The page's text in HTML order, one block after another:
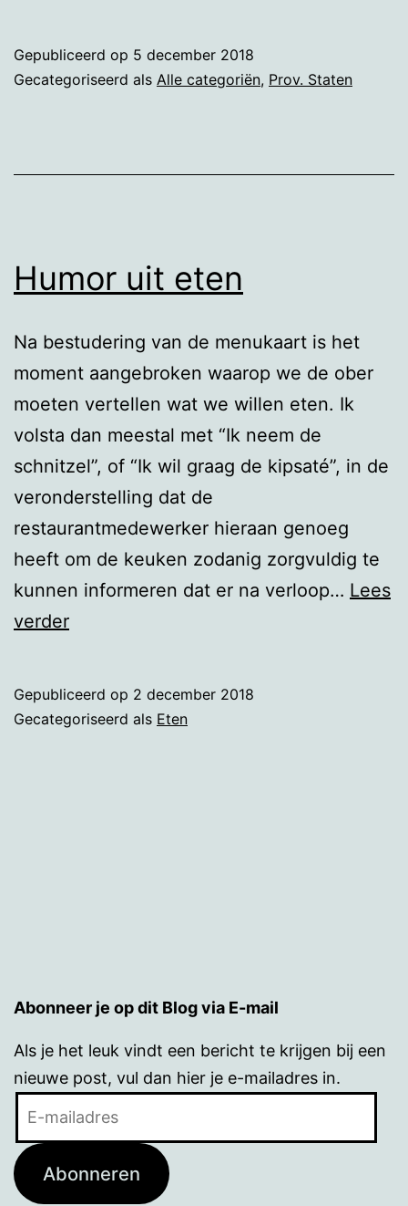
Gepubliceerd op 5 december 2018
Gecategoriseerd als Alle categoriën, Prov. Staten
Humor uit eten
Na bestudering van de menukaart is het
moment aangebroken waarop we de ober
moeten vertellen wat we willen eten. Ik
volsta dan meestal met “Ik neem de
schnitzel”, of “Ik wil graag de kipsaté”, in de
veronderstelling dat de
restaurantmedewerker hieraan genoeg
heeft om de keuken zodanig zorgvuldig te
kunnen informeren dat er na verloop… Lees
verderHumor
Gepubliceerd op 2 december 2018
Gecategoriseerd als Eten
Abonneer je op dit Blog via E-mail
Als je het leuk vindt een bericht te krijgen bij een
nieuwe post, vul dan hier je e-mailadres in.
Abonneren